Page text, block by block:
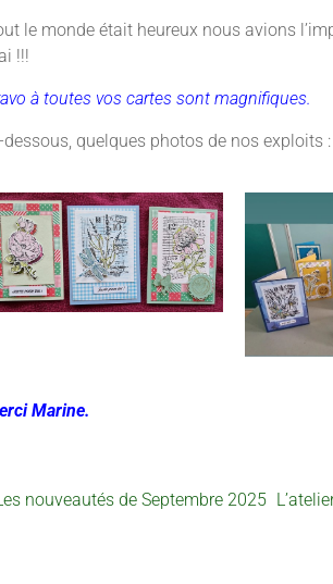
le monde était heureux nous avions
!!!
à toutes vos cartes sont magnifiques.
dessous, quelques photos de nos exploits :
Marine.
nouveautés de Septembre 2025